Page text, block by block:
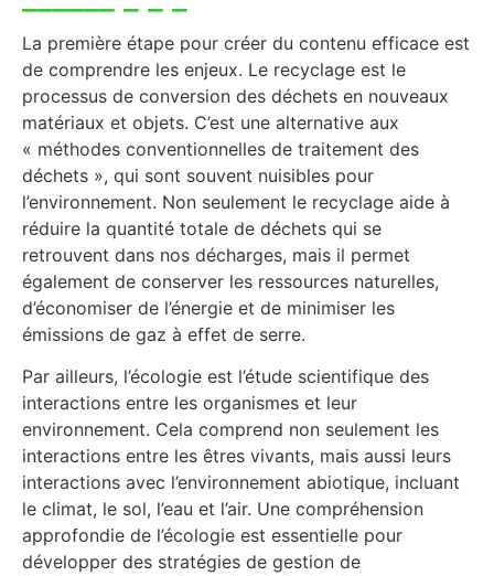
La première étape pour créer du contenu efficace est
de comprendre les enjeux. Le recyclage est le
processus de conversion des déchets en nouveaux
matériaux et objets. C’est une alternative aux
« méthodes conventionnelles de traitement des
déchets », qui sont souvent nuisibles pour
l’environnement. Non seulement le recyclage aide à
réduire la quantité totale de déchets qui se
retrouvent dans nos décharges, mais il permet
également de conserver les ressources naturelles,
d’économiser de l’énergie et de minimiser les
émissions de gaz à effet de serre.
Par ailleurs, l’écologie est l’étude scientifique des
interactions entre les organismes et leur
environnement. Cela comprend non seulement les
interactions entre les êtres vivants, mais aussi leurs
interactions avec l’environnement abiotique, incluant
le climat, le sol, l’eau et l’air. Une compréhension
approfondie de l’écologie est essentielle pour
développer des stratégies de gestion de